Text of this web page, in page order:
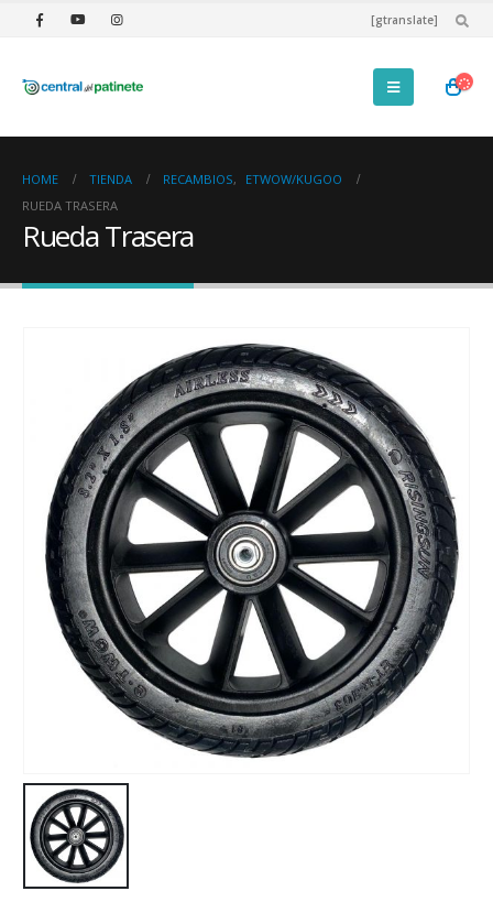
[gtranslate]
HOME TIENDA RECAMBIOS,
ETWOW/KUGOO
RUEDA TRASERA
Rueda Trasera